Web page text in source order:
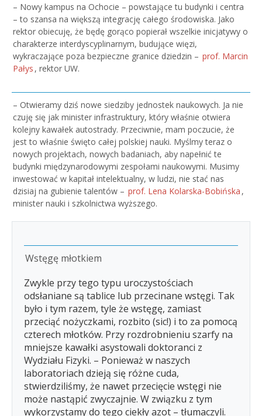
– Nowy kampus na Ochocie – powstające tu budynki i centra
– to szansa na większą integrację całego środowiska. Jako
rektor obiecuję, że będę gorąco popierał wszelkie inicjatywy o
charakterze interdyscyplinarnym, budujące więzi,
wykraczające poza bezpieczne granice dziedzin – prof. Marcin
Pałys , rektor UW.
– Otwieramy dziś nowe siedziby jednostek naukowych. Ja nie
czuję się jak minister infrastruktury, który właśnie otwiera
kolejny kawałek autostrady. Przeciwnie, mam poczucie, że
jest to właśnie święto całej polskiej nauki. Myślmy teraz o
nowych projektach, nowych badaniach, aby napełnić te
budynki międzynarodowymi zespołami naukowymi. Musimy
inwestować w kapitał intelektualny, w ludzi, nie stać nas
dzisiaj na gubienie talentów – prof. Lena Kolarska-Bobińska ,
minister nauki i szkolnictwa wyższego.
Wstęgę młotkiem
Zwykle przy tego typu uroczystościach
odsłaniane są tablice lub przecinane wstęgi. Tak
było i tym razem, tyle że wstęgę, zamiast
przeciąć nożyczkami, rozbito (sic!) i to za pomocą
czterech młotków. Przy rozdrobnieniu szarfy na
mniejsze kawałki asystowali doktoranci z
Wydziału Fizyki. – Ponieważ w naszych
laboratoriach dzieją się różne cuda,
stwierdziliśmy, że nawet przecięcie wstęgi nie
może nastąpić zwyczajnie. W związku z tym
wykorzystamy do tego ciekły azot – tłumaczyli.